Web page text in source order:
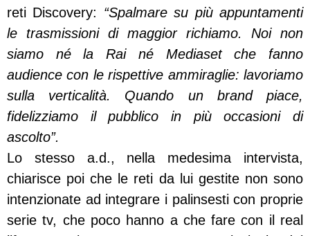
reti Discovery: “Spalmare su più appuntamenti
le trasmissioni di maggior richiamo. Noi non
siamo né la Rai né Mediaset che fanno
audience con le rispettive ammiraglie: lavoriamo
sulla verticalità. Quando un brand piace,
fidelizziamo il pubblico in più occasioni di
ascolto”.
Lo stesso a.d., nella medesima intervista,
chiarisce poi che le reti da lui gestite non sono
intenzionate ad integrare i palinsesti con proprie
serie tv, che poco hanno a che fare con il real